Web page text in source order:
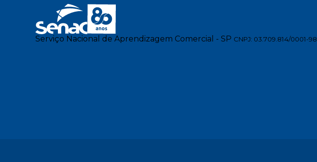
Serviço Nacional de Aprendizagem Comercial - SP CNPJ: 03.709.814/0001-98